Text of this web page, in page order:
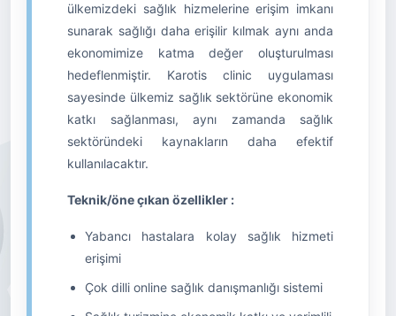
ülkemizdeki sağlık hizmelerine erişim imkanı
sunarak sağlığı daha erişilir kılmak aynı anda
ekonomimize katma değer oluşturulması
hedeflenmiştir. Karotis clinic uygulaması
sayesinde ülkemiz sağlık sektörüne ekonomik
katkı sağlanması, aynı zamanda sağlık
sektöründeki kaynakların daha efektif
kullanılacaktır.
Teknik/öne çıkan özellikler :
Yabancı hastalara kolay sağlık hizmeti
erişimi
Çok dilli online sağlık danışmanlığı sistemi